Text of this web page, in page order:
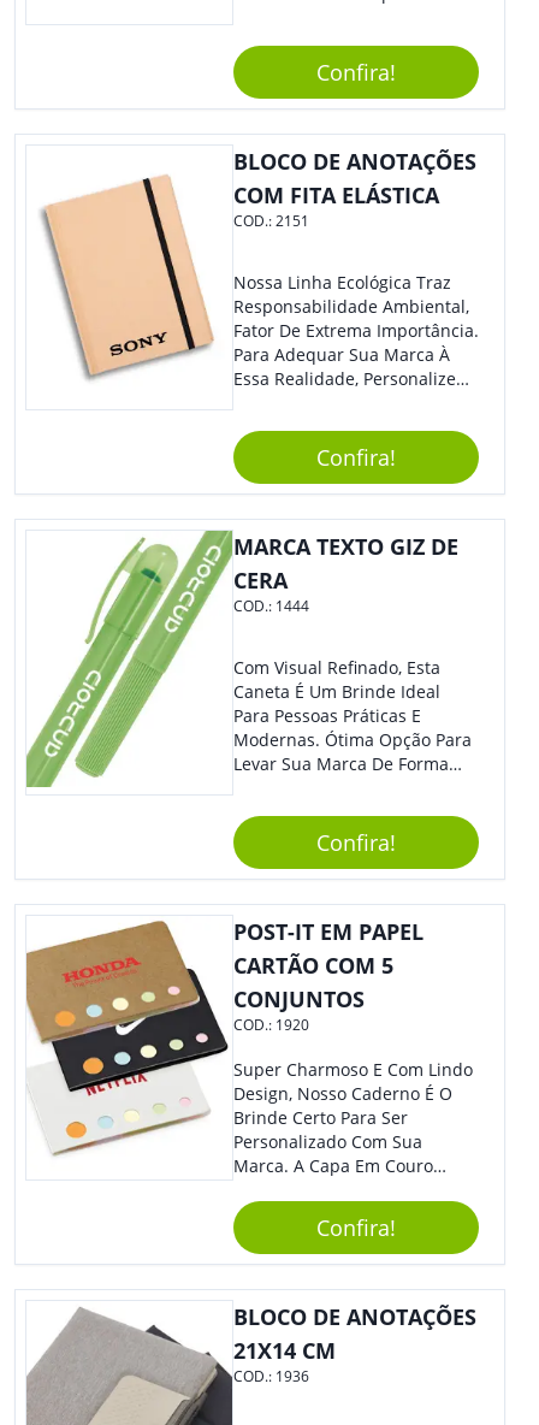
Qualquer Lugar Todos Os
Arquivos Desejados. Ideal
Para Oferecer Em Eventos E
Feiras De Exposições.
Confira!
BLOCO DE ANOTAÇÕES
COM FITA ELÁSTICA
COD.:2151
Nossa Linha Ecológica Traz
Responsabilidade Ambiental,
Fator De Extrema Importância.
Para Adequar Sua Marca À
Essa Realidade, Personalize
Anotações Com Post-It E
Caneta. Elaborado A Partir De
Material Reciclado, O Brinde
Também É Prático, Tornando-
Se Assim Excelente Para Uso
Cotidiano. Perfeito, Não É?!
Confira!
MARCA TEXTO GIZ DE
CERA
COD.: 1444
Com Visual Refinado, Esta
Caneta É Um Brinde Ideal
Para Pessoas Práticas E
Modernas. Ótima Opção Para
Levar Sua Marca De Forma
Sua Empresa Em Eventos,
Reuniões Corporativas Ou Até
Mesmo Para Presentear
Colaboradores.
Confira!
POST-IT EM PAPEL
CARTÃO COM 5
CONJUNTOS
COD.: 1920
Super Charmoso E Com Lindo
Design, Nosso Caderno É O
Brinde Certo Para Ser
Personalizado Com Sua
Marca. A Capa Em Couro
Elástico Permite Maior
Segurança Ao Carregá-Lo.
Ofereça A Seus Clientes E
Colaboradores, Sem Dúvidas
Eles Irão Adorar.
Confira!
BLOCO DE ANOTAÇÕES
21X14 CM
COD.: 1936